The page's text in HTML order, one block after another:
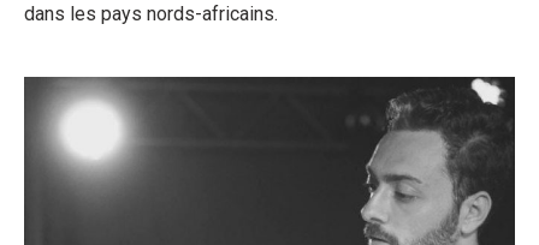
dans les pays nords-africains.